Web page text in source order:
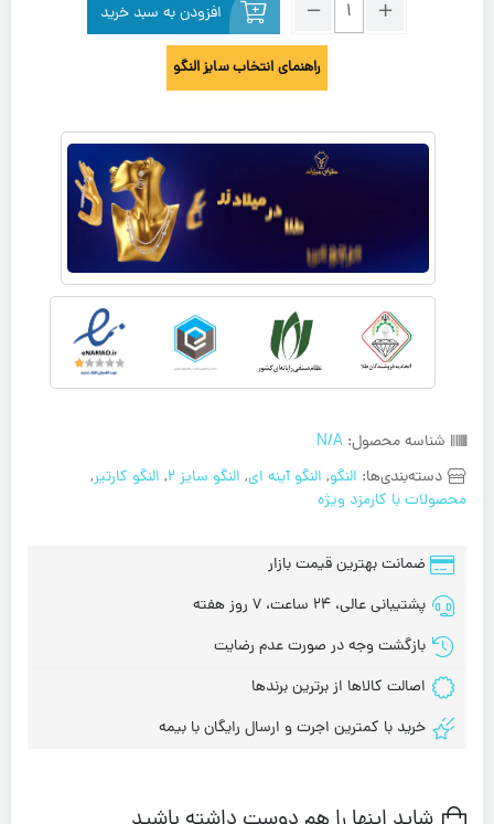
شناسه محصول: N/A
دسته‌بندی‌ها: النگو, النگو آینه ای, النگو سایز 2 , النگو کارتیر,
محصولات با کارمزد ویژه
ضمانت بهترین قیمت بازار
پشتیبانی عالی، 24 ساعت، 7 روز هفته
بازگشت وجه در صورت عدم رضایت
اصالت کالاها از برترین برندها
خرید با کمترین اجرت و ارسال رایگان با بیمه
افزودن به سبد خرید
راهنمای انتخاب سایز النگو